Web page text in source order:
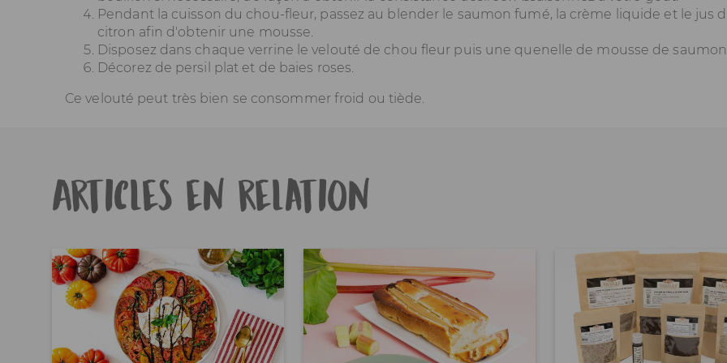
Pendant la cuisson du chou-fleur, passez au blender le saumon fumé, la crème liquide et le jus
citron afin d'obtenir une mousse.
Disposez dans chaque verrine le velouté de chou fleur puis une quenelle de mousse de
Décorez de persil plat et de baies roses.
Ce velouté peut très bien se consommer froid ou tiède.
Articles en relation